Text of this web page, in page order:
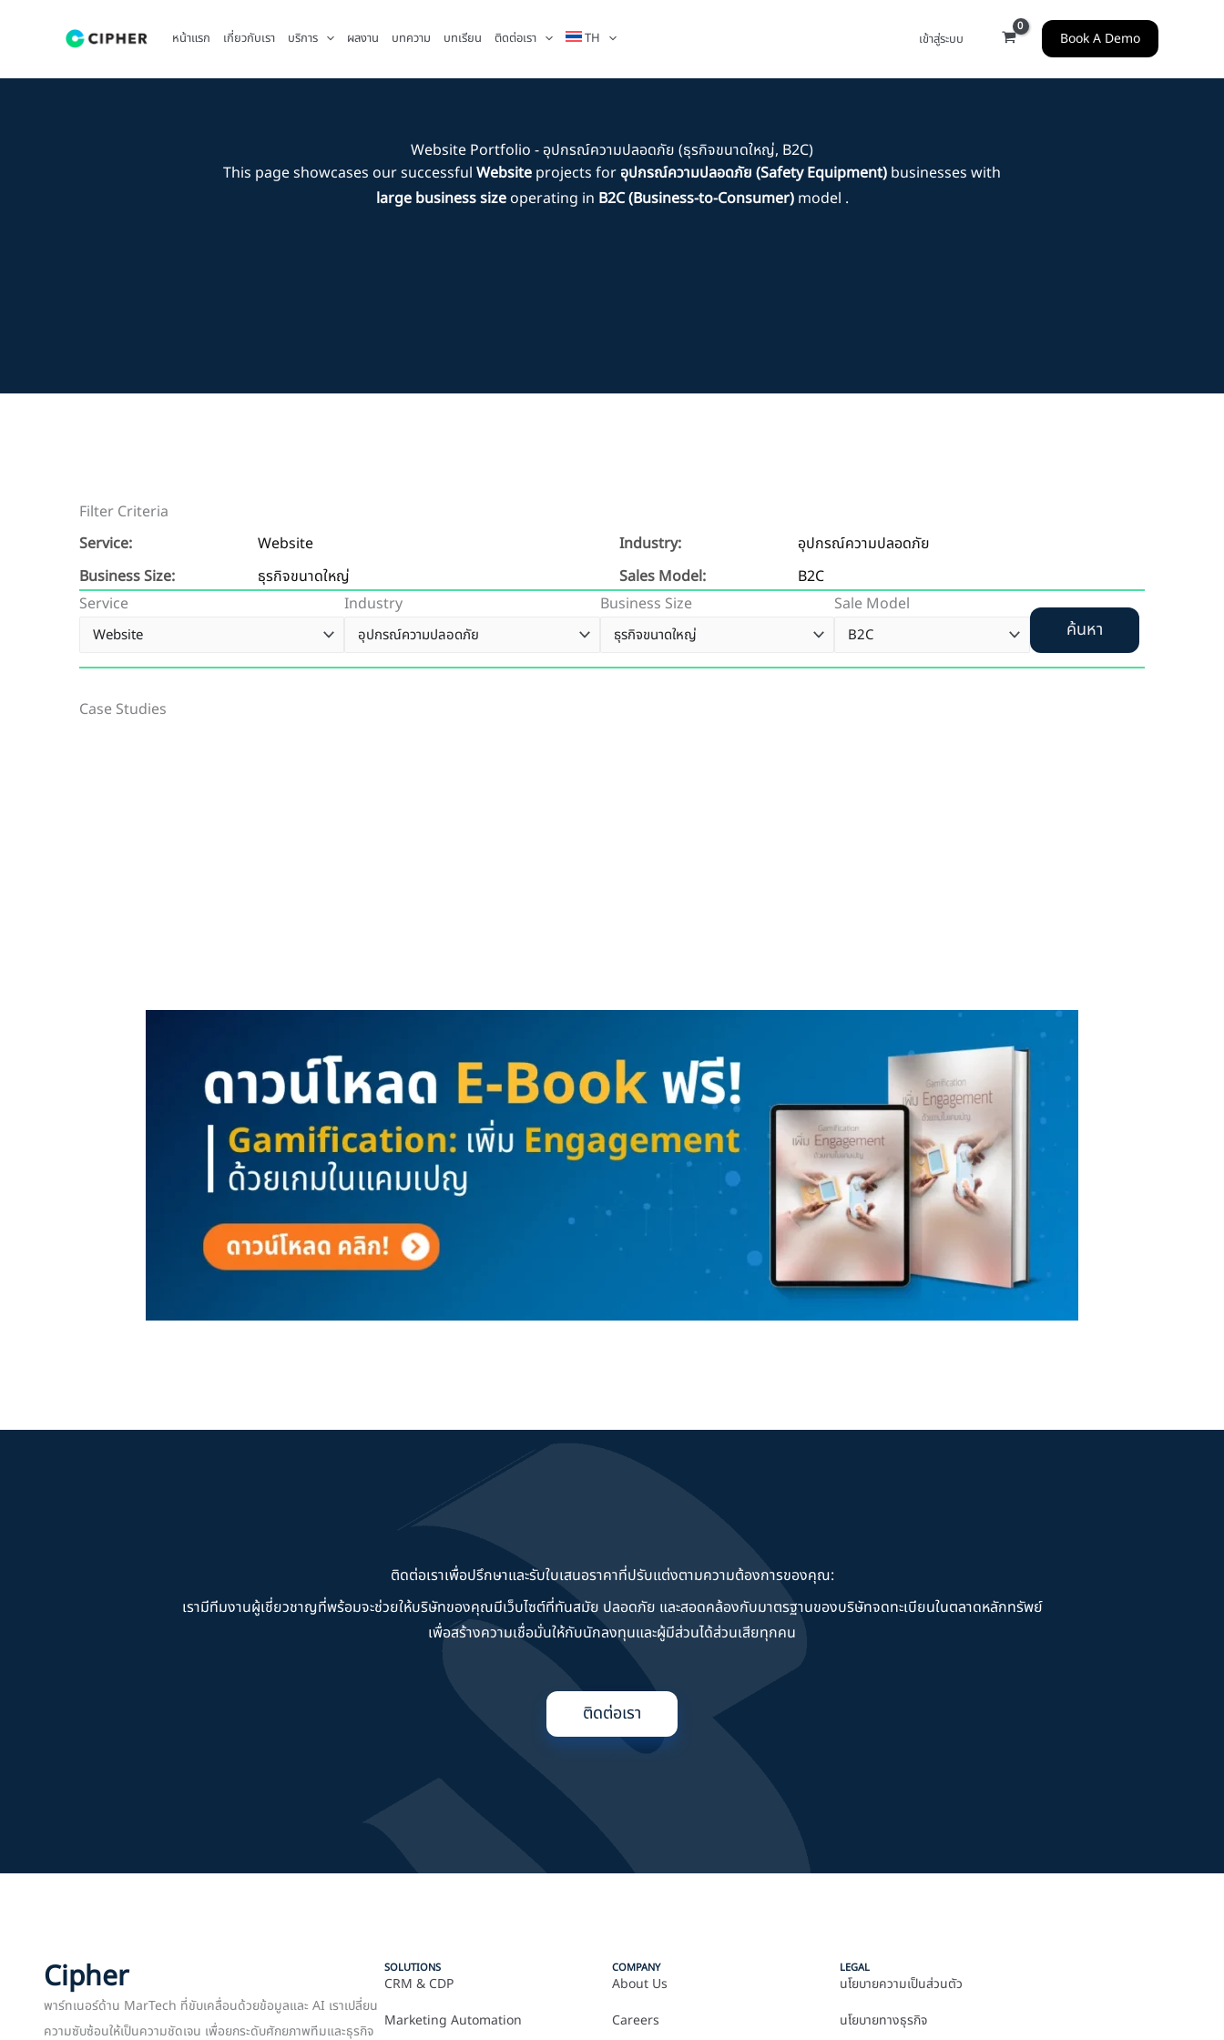
หน้าแรก เกี่ยวกับเรา บริการ ผลงาน บทความ บทเรียน ติดต่อเรา TH เข้าสู่ระบบ Book A Demo
Website Portfolio - อุปกรณ์ความปลอดภัย (ธุรกิจขนาดใหญ่, B2C)
This page showcases our successful Website projects for อุปกรณ์ความปลอดภัย (Safety Equipment) businesses with
large business sizeoperating in B2C (Business-to-Consumer)model .
Filter Criteria
Service:
Website Industry:
อุปกรณ์ความปลอดภัย
Business Size:
ธุรกิจขนาดใหญ่ Sales Model:
B2C
Service
Industry Business Size Sale Model
ค้นหา
Case Studies
ติดต่อเราเพื่อปรึกษาและรับใบเสนอราคาที่ปรับแต่งตามความต้องการของคุณ:
เรามีทีมงานผู้เชี่ยวชาญที่พร้อมจะช่วยให้บริษัทของคุณมีเว็บไซต์ที่ทันสมัย ปลอดภัย และสอดคล้องกับมาตรฐานของบริษัทจดทะเบียนในตลาดหลักทรัพย์
เพื่อสร้างความเชื่อมั่นให้กับนักลงทุนและผู้มีส่วนได้ส่วนเสียทุกคน
ติดต่อเรา
Cipher
พาร์ทเนอร์ด้าน MarTech ที่ขับเคลื่อนด้วยข้อมูลและ AI เราเปลี่ยน
ความซับซ้อนให้เป็นความชัดเจน เพื่อยกระดับศักยภาพทีมและธุรกิจ
SOLUTIONS
CRM & CDP
Marketing Automation
COMPANY
About Us
Careers
LEGAL
นโยบายความเป็นส่วนตัว
นโยบายทางธุรกิจ